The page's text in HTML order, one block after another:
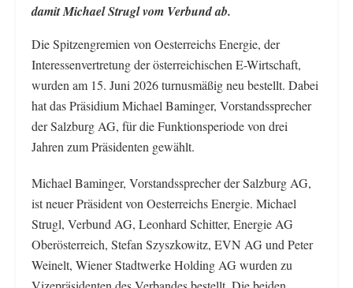
damit Michael Strugl vom Verbund ab.
Die Spitzengremien von Oesterreichs Energie, der
Interessenvertretung der österreichischen E-Wirtschaft,
wurden am 15. Juni 2026 turnusmäßig neu bestellt. Dabei
hat das Präsidium Michael Baminger, Vorstandssprecher
der Salzburg AG, für die Funktionsperiode von drei
Jahren zum Präsidenten gewählt.
Michael Baminger, Vorstandssprecher der Salzburg AG,
ist neuer Präsident von Oesterreichs Energie. Michael
Strugl, Verbund AG, Leonhard Schitter, Energie AG
Oberösterreich, Stefan Szyszkowitz, EVN AG und Peter
Weinelt, Wiener Stadtwerke Holding AG wurden zu